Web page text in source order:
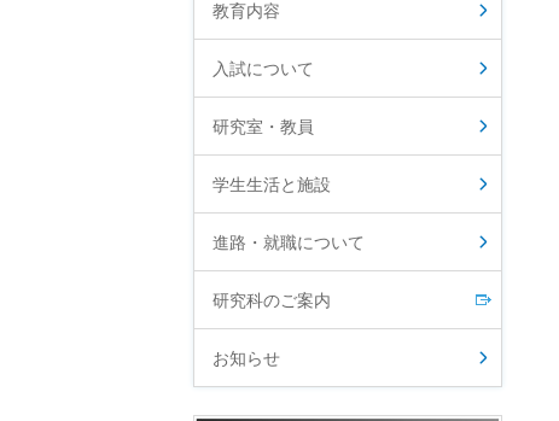
教育内容
入試について
研究室・教員
学生生活と施設
進路・就職について
研究科のご案内
お知らせ